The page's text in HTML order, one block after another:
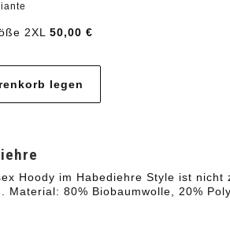
2XL 50,00 €
Hoody im Habediehre Style ist
Material: 80% Biobaumwolle, 20%